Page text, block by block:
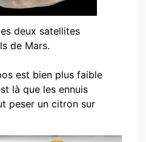
deux satellites
de Mars.
est bien plus faible
là que les ennuis
peser un citron sur